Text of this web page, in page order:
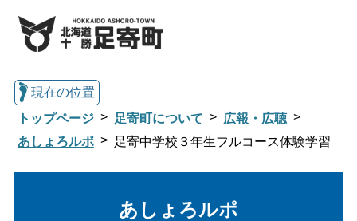
現在の位置
トップページ
足寄町について
広報・広聴
あしょろルポ
足寄中学校３年生フルコース体験学習
あしょろルポ